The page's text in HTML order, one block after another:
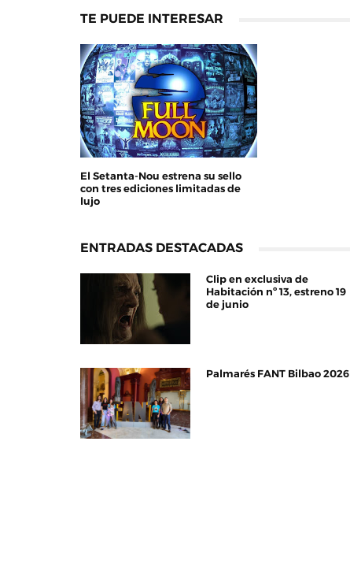
TE PUEDE INTERESAR
El Setanta-Nou estrena su sello
con tres ediciones limitadas de
lujo
ENTRADAS DESTACADAS
Clip en exclusiva de
Habitación nº 13, estreno 19
de junio
Palmarés FANT Bilbao 2026